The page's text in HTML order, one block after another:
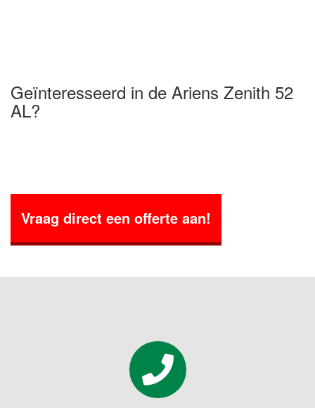
Geïnteresseerd in de Ariens Zenith 52
AL?
Vraag direct een offerte aan!